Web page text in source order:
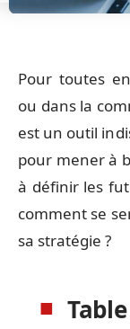
Pour toutes
ou dans la
est un outil
pour mener à
à définir les
comment se
sa stratégie ?